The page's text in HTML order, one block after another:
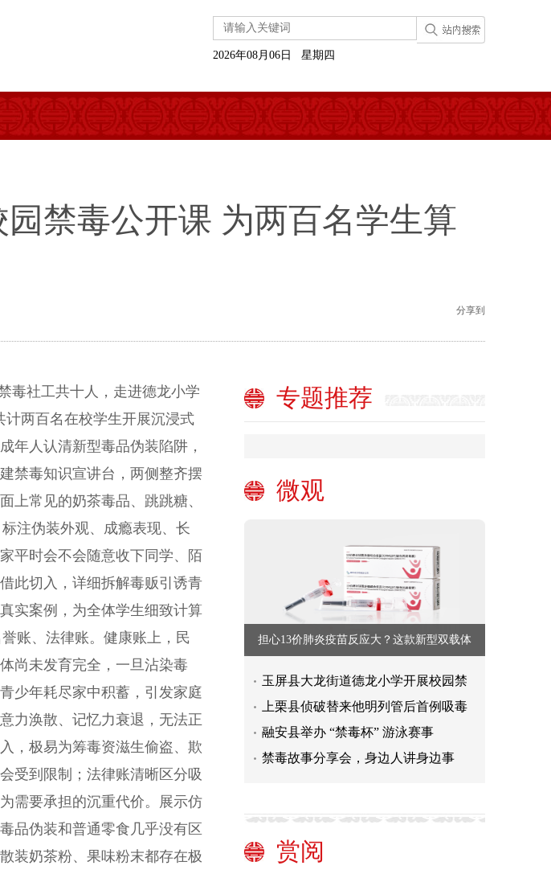
2026年08月06日 星期四
禁毒公开课 为两百名学生算
分享到
社工共十人，走进德龙小学
计两百名在校学生开展沉浸式
年人认清新型毒品伪装陷阱，
禁毒知识宣讲台，两侧整齐摆
上常见的奶茶毒品、跳跳糖、
注伪装外观、成瘾表现、长
平时会不会随意收下同学、陌
此切入，详细拆解毒贩引诱青
实案例，为全体学生细致计算
账、法律账。健康账上，民
尚未发育完全，一旦沾染毒
少年耗尽家中积蓄，引发家庭
力涣散、记忆力衰退，无法正
，极易为筹毒资滋生偷盗、欺
受到限制；法律账清晰区分吸
需要承担的沉重代价。展示仿
品伪装和普通零食几乎没有区
装奶茶粉、果味粉末都存在极
专题推荐
微观
担心13价肺炎疫苗反应大？这款新型双载体
玉屏县大龙街道德龙小学开展校园禁
上栗县侦破替来他明列管后首例吸毒
融安县举办 “禁毒杯” 游泳赛事
禁毒故事分享会，身边人讲身边事
赏阅